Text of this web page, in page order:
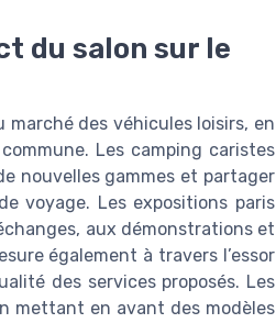
du salon sur le
des véhicules loisirs, en
Les camping caristes
nouvelles gammes et partager
voyage. Les expositions paris
aux démonstrations et
également à travers l’essor
des services proposés. Les
mettant en avant des modèles